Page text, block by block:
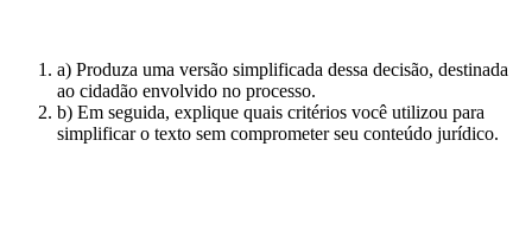
a) Produza uma versão simplificada dessa decisão, destinada
ao cidadão envolvido no processo.
b) Em seguida, explique quais critérios você utilizou para
simplificar o texto sem comprometer seu conteúdo jurídico.